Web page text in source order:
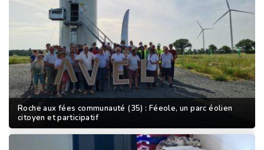
Roche aux fées communauté (35) : Féeole, un parc éolien
citoyen et participatif